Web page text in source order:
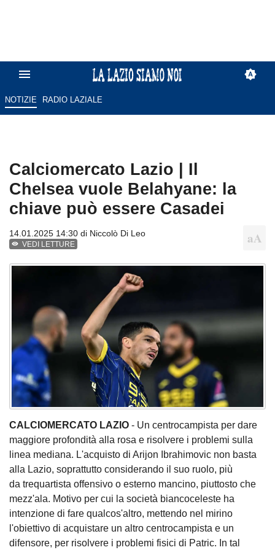
NOTIZIE RADIO LAZIALE
Calciomercato Lazio | Il
Chelsea vuole Belahyane: la
chiave può essere Casadei
14.01.2025 14:30 di Niccolò Di Leo
VEDI LETTURE
CALCIOMERCATO LAZIO - Un centrocampista per dare
maggiore profondità alla rosa e risolvere i problemi sulla
linea mediana. L'acquisto di Arijon Ibrahimovic non basta
alla Lazio, soprattutto considerando il suo ruolo, più
da trequartista offensivo o esterno mancino, piuttosto che
mezz'ala. Motivo per cui la società biancoceleste ha
intenzione di fare qualcos'altro, mettendo nel mirino
l'obiettivo di acquistare un altro centrocampista e un
difensore, per risolvere i problemi fisici di Patric. In tal